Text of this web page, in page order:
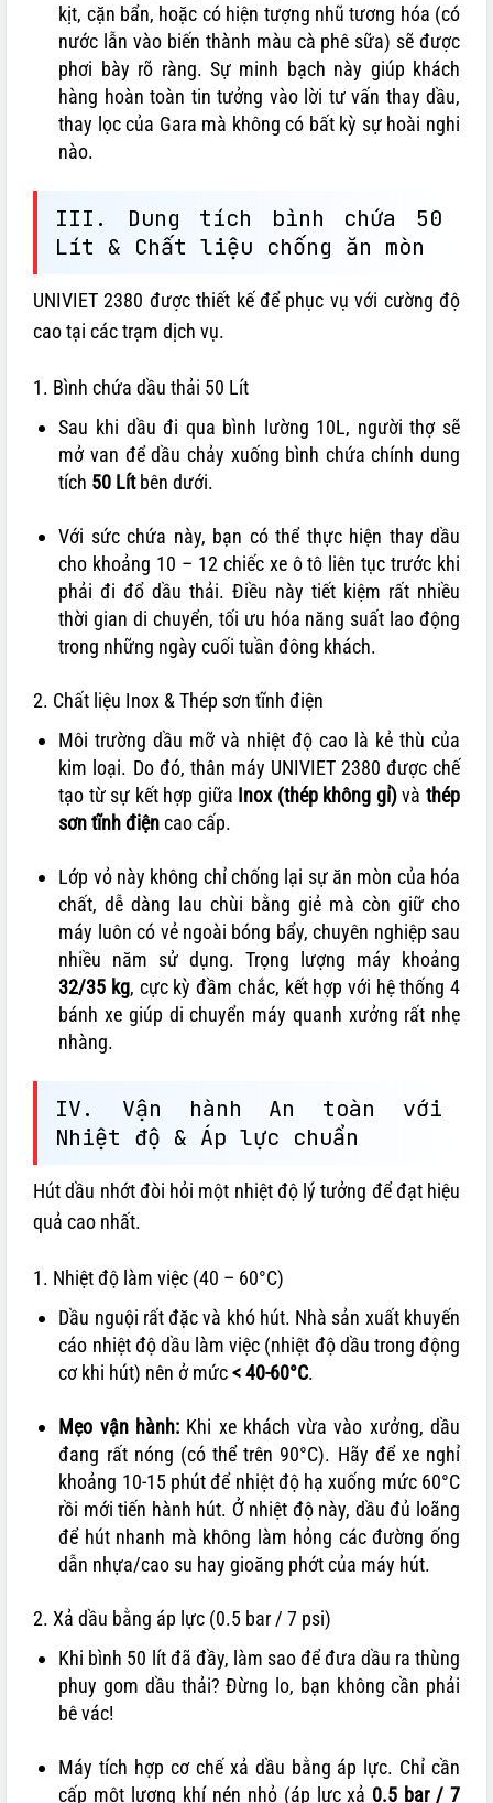
kịt, cặn bẩn, hoặc có hiện tượng nhũ tương hóa (có
nước lẫn vào biến thành màu cà phê sữa) sẽ được
phơi bày rõ ràng. Sự minh bạch này giúp khách
hàng hoàn toàn tin tưởng vào lời tư vấn thay dầu,
thay lọc của Gara mà không có bất kỳ sự hoài nghi
nào.
III. Dung tích bình chứa 50
Lít & Chất liệu chống ăn mòn
UNIVIET 2380 được thiết kế để phục vụ với cường độ
cao tại các trạm dịch vụ.
1. Bình chứa dầu thải 50 Lít
Sau khi dầu đi qua bình lường 10L, người thợ sẽ
mở van để dầu chảy xuống bình chứa chính dung
tích 50 Lítbên dưới.
Với sức chứa này, bạn có thể thực hiện thay dầu
cho khoảng 10 – 12 chiếc xe ô tô liên tục trước khi
phải đi đổ dầu thải. Điều này tiết kiệm rất nhiều
thời gian di chuyển, tối ưu hóa năng suất lao động
trong những ngày cuối tuần đông khách.
2. Chất liệu Inox & Thép sơn tĩnh điện
Môi trường dầu mỡ và nhiệt độ cao là kẻ thù của
kim loại. Do đó, thân máy UNIVIET 2380 được chế
tạo từ sự kết hợp giữa Inox (thép không gỉ)vàthép
sơn tĩnh điệncao cấp.
Lớp vỏ này không chỉ chống lại sự ăn mòn của hóa
chất, dễ dàng lau chùi bằng giẻ mà còn giữ cho
máy luôn có vẻ ngoài bóng bẩy, chuyên nghiệp sau
nhiều năm sử dụng. Trọng lượng máy khoảng
32/35 kg, cực kỳ đầm chắc, kết hợp với hệ thống 4
bánh xe giúp di chuyển máy quanh xưởng rất nhẹ
nhàng.
IV. Vận hành An toàn với
Nhiệt độ & Áp lực chuẩn
Hút dầu nhớt đòi hỏi một nhiệt độ lý tưởng để đạt hiệu
quả cao nhất.
1. Nhiệt độ làm việc (40 – 60°C)
Dầu nguội rất đặc và khó hút. Nhà sản xuất khuyến
cáo nhiệt độ dầu làm việc (nhiệt độ dầu trong động
cơ khi hút) nên ở mức< 40-60°C.
Mẹo vận hành:Khi xe khách vừa vào xưởng, dầu
đang rất nóng (có thể trên 90°C). Hãy để xe nghỉ
khoảng 10-15 phút để nhiệt độ hạ xuống mức 60°C
rồi mới tiến hành hút. Ở nhiệt độ này, dầu đủ loãng
để hút nhanh mà không làm hỏng các đường ống
dẫn nhựa/cao su hay gioăng phớt của máy hút.
2. Xả dầu bằng áp lực (0.5 bar / 7 psi)
Khi bình 50 lít đã đầy, làm sao để đưa dầu ra thùng
phuy gom dầu thải? Đừng lo, bạn không cần phải
bê vác!
Máy tích hợp cơ chế xả dầu bằng áp lực. Chỉ cần
cấp một lượng khí nén nhỏ (áp lực xả 0.5 bar / 7